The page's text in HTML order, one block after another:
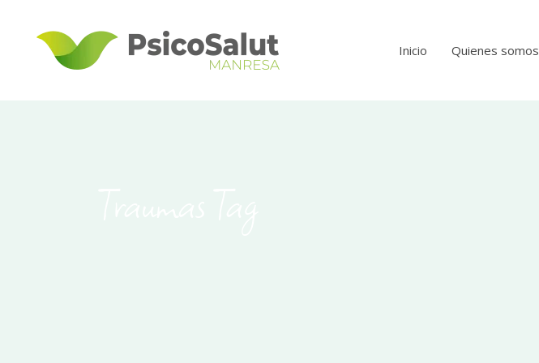
Inicio Quienes somos